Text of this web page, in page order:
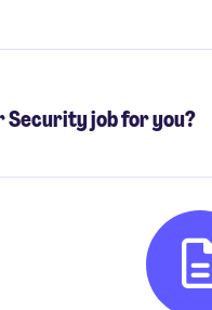
Security job for you?